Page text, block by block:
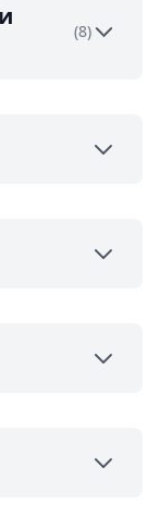
(8)